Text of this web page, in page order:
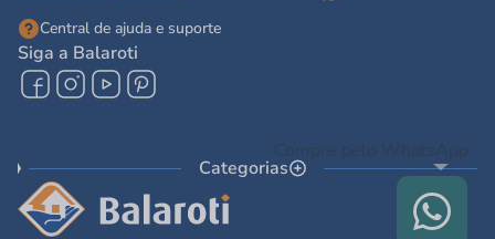
Central de ajuda e suporte
Siga a Balaroti
Categorias